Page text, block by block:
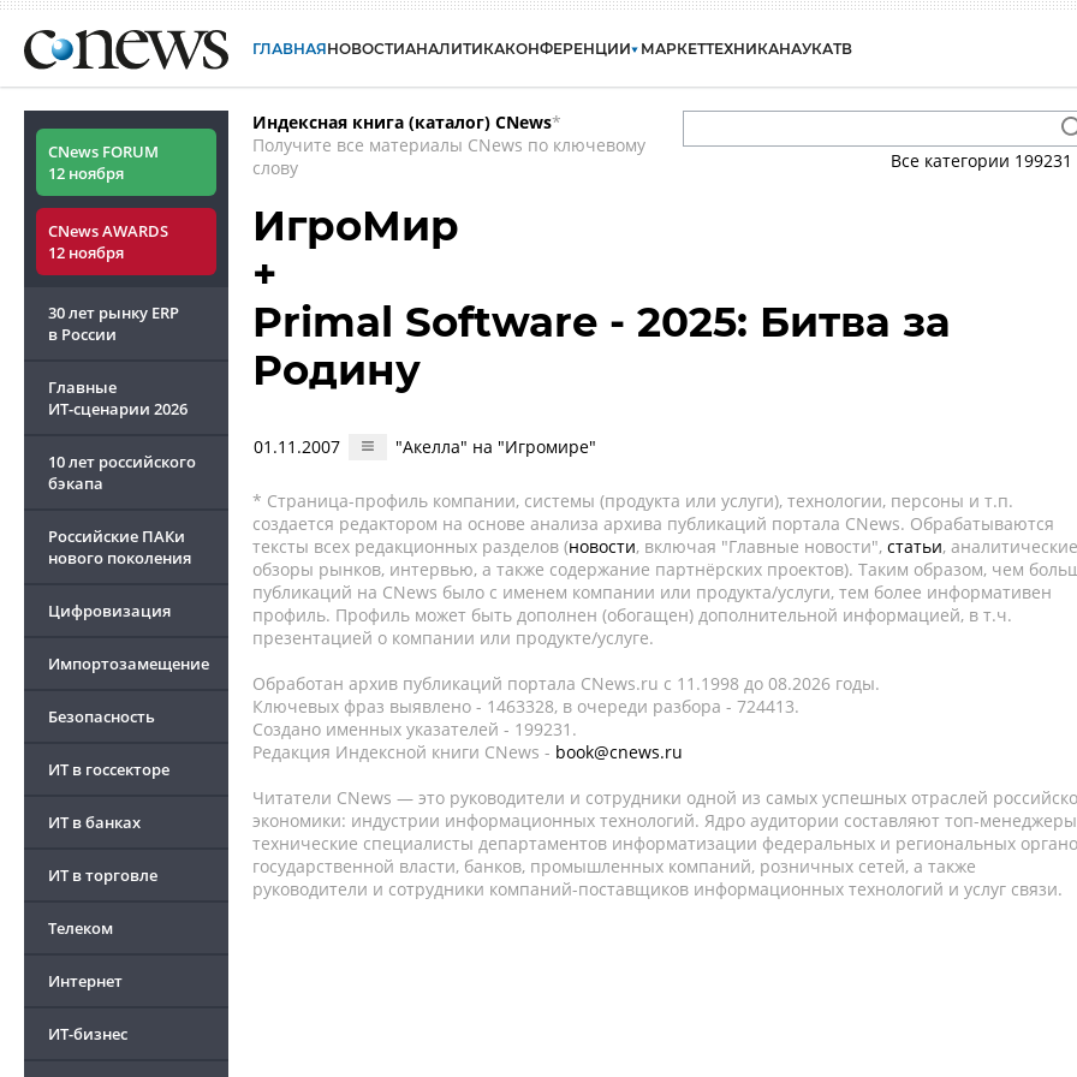
ГЛАВНАЯНОВОСТИАНАЛИТИКАКОНФЕРЕНЦИИ МАРКЕТТЕХНИКАНАУКАТВ
CNews FORUM
12 ноября
CNews AWARDS
12 ноября
30 лет рынку ERP
в России
Главные
ИТ-сценарии 2026
10 лет российского
бэкапа
Российские ПАКи
нового поколения
Цифровизация
Импортозамещение
Безопасность
ИТ в госсекторе
ИТ в банках
ИТ в торговле
Телеком
Интернет
ИТ-бизнес
Индексная книга (каталог) CNews*
Получите все материалы CNews по ключевому
слову
Все категории 199231
ИгроМир
+
Primal Software - 2025: Битва за
Родину
01.11.2007 "Акелла" на "Игромире"
* Страница-профиль компании, системы (продукта или услуги), технологии, персоны и т.п.
создается редактором на основе анализа архива публикаций портала CNews. Обрабатываются
тексты всех редакционных разделов (новости, включая "Главные новости", статьи, аналитические
обзоры рынков, интервью, а также содержание партнёрских проектов). Таким образом, чем
публикаций на CNews было с именем компании или продукта/услуги, тем более информативен
профиль. Профиль может быть дополнен (обогащен) дополнительной информацией, в т.ч.
презентацией о компании или продукте/услуге.
Обработан архив публикаций портала CNews.ru c 11.1998 до 08.2026 годы.
Ключевых фраз выявлено - 1463328, в очереди разбора - 724413.
Создано именных указателей - 199231.
Редакция Индексной книги CNews - book@cnews.ru
Читатели CNews — это руководители и сотрудники одной из самых успешных отраслей
экономики: индустрии информационных технологий. Ядро аудитории составляют топ-
технические специалисты департаментов информатизации федеральных и региональных
государственной власти, банков, промышленных компаний, розничных сетей, а также
руководители и сотрудники компаний-поставщиков информационных технологий и услуг связи.